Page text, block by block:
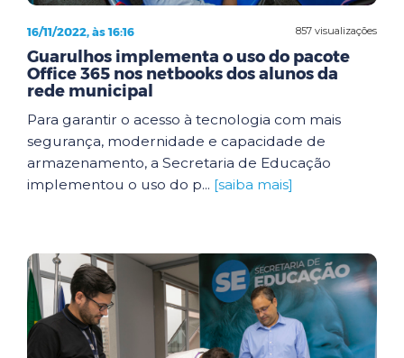
857 visualizações
16/11/2022, às 16:16
Guarulhos implementa o uso do pacote
Office 365 nos netbooks dos alunos da
rede municipal
Para garantir o acesso à tecnologia com mais
segurança, modernidade e capacidade de
armazenamento, a Secretaria de Educação
implementou o uso do p... [saiba mais]